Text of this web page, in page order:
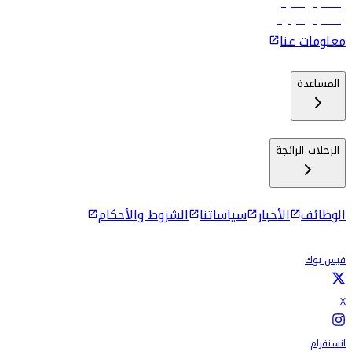
رحلات إلى كولومبو
معلومات عنا
المساعدة
الرحلات الرائجة
الوظائف الأخبار سياساتنا الشروط والأحكام
فيس بوك
X
انستقرام